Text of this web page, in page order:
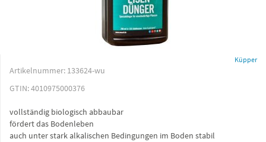
Küpper
Artikelnummer: 133624-wu
GTIN:4010975000376
vollständig biologisch abbaubar
fördert das Bodenleben
auch unter stark alkalischen Bedingungen im Boden stabil